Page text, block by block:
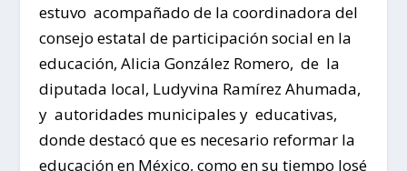
estuvo acompañado de la coordinadora del
consejo estatal de participación social en la
educación, Alicia González Romero, de la
diputada local, Ludyvina Ramírez Ahumada,
y autoridades municipales y educativas,
donde destacó que es necesario reformar la
educación en México, como en su tiempo José